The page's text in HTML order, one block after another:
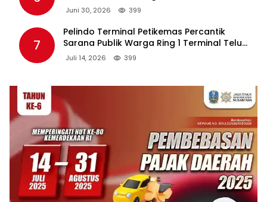
Tambahan Berpotensi Ganggu Industri
Juni 30, 2026 399
7
Pelindo Terminal Petikemas Percantik
Sarana Publik Warga Ring 1 Terminal Teluk
Lamong Lewat Program TJSL
Juli 14, 2026 399